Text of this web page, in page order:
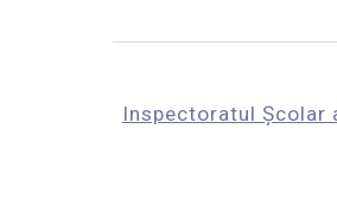
Inspectoratul Școlar